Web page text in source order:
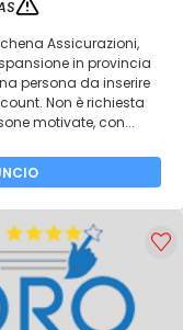
Assicurazioni,
in provincia
persona da inserire
Non è richiesta
motivate, con...